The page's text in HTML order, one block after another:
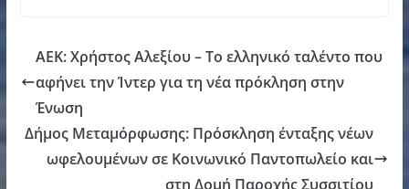
ΑΕΚ: Χρήστος Αλεξίου – Το ελληνικό ταλέντο που
αφήνει την Ίντερ για τη νέα πρόκληση στην
Ένωση
Δήμος Μεταμόρφωσης: Πρόσκληση ένταξης νέων
ωφελουμένων σε Κοινωνικό Παντοπωλείο και
στη Δομή Παροχής Συσσιτίου